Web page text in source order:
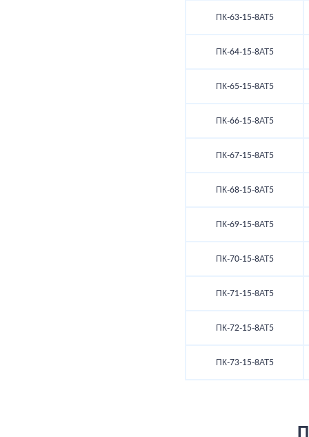
ПК-63-15-8АТ5
ПК-64-15-8АТ5
ПК-65-15-8АТ5
ПК-66-15-8АТ5
ПК-67-15-8АТ5
ПК-68-15-8АТ5
ПК-69-15-8АТ5
ПК-70-15-8АТ5
ПК-71-15-8АТ5
ПК-72-15-8АТ5
ПК-73-15-8АТ5